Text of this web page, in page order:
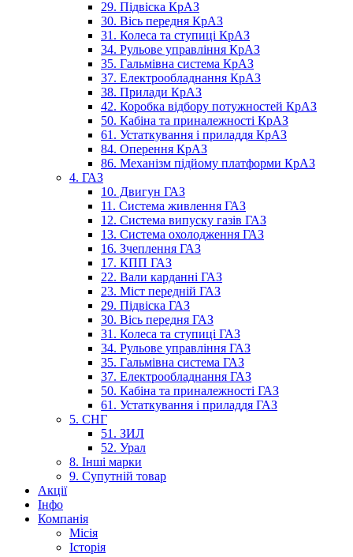
29. Підвіска КрАЗ
30. Вісь передня КрАЗ
31. Колеса та ступиці КрАЗ
34. Рульове управління КрАЗ
35. Гальмівна система КрАЗ
37. Електрообладнання КрАЗ
38. Прилади КрАЗ
42. Коробка відбору потужностей КрАЗ
50. Кабіна та приналежності КрАЗ
61. Устаткування і приладдя КрАЗ
84. Оперення КрАЗ
86. Механізм підйому платформи КрАЗ
4. ГАЗ
10. Двигун ГАЗ
11. Система живлення ГАЗ
12. Система випуску газів ГАЗ
13. Система охолодження ГАЗ
16. Зчеплення ГАЗ
17. КПП ГАЗ
22. Вали карданні ГАЗ
23. Міст передній ГАЗ
29. Підвіска ГАЗ
30. Вісь передня ГАЗ
31. Колеса та ступиці ГАЗ
34. Рульове управління ГАЗ
35. Гальмівна система ГАЗ
37. Електрообладнання ГАЗ
50. Кабіна та приналежності ГАЗ
61. Устаткування і приладдя ГАЗ
5. СНГ
51. ЗИЛ
52. Урал
8. Інші марки
9. Супутній товар
Акції
Інфо
Компанія
Місія
Історія